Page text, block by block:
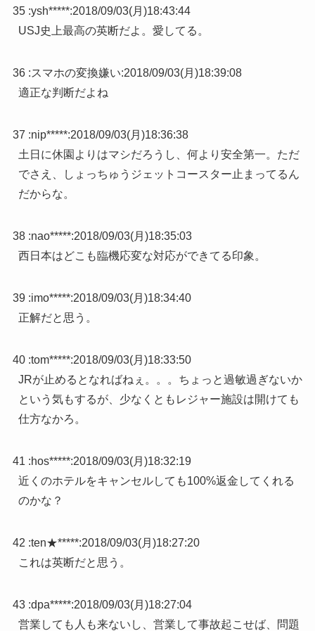
35 :ysh*****:2018/09/03(月)18:43:44
USJ史上最高の英断だよ。愛してる。
36 :スマホの変換嫌い:2018/09/03(月)18:39:08
適正な判断だよね
37 :nip*****:2018/09/03(月)18:36:38
土日に休園よりはマシだろうし、何より安全第一。ただ
でさえ、しょっちゅうジェットコースター止まってるん
だからな。
38 :nao*****:2018/09/03(月)18:35:03
西日本はどこも臨機応変な対応ができてる印象。
39 :imo*****:2018/09/03(月)18:34:40
正解だと思う。
40 :tom*****:2018/09/03(月)18:33:50
JRが止めるとなればねぇ。。。ちょっと過敏過ぎないか
という気もするが、少なくともレジャー施設は開けても
仕方なかろ。
41 :hos*****:2018/09/03(月)18:32:19
近くのホテルをキャンセルしても100%返金してくれる
のかな？
42 :ten★*****:2018/09/03(月)18:27:20
これは英断だと思う。
43 :dpa*****:2018/09/03(月)18:27:04
営業しても人も来ないし、営業して事故起こせば、問題